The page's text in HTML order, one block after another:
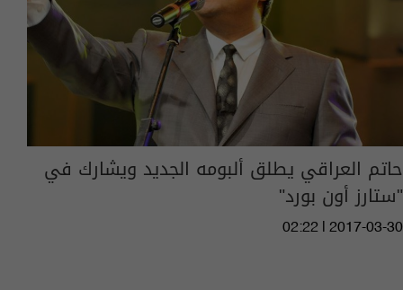
حاتم العراقي يطلق ألبومه الجديد ويشارك في
"ستارز أون بورد"
02:22 | 2017-03-30